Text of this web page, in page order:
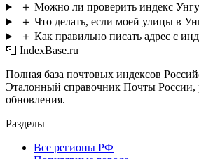
＋ Можно ли проверить индекс
＋ Что делать, если моей улицы в
＋ Как правильно писать адрес с
📮 IndexBase.ru
Полная база почтовых индексов
Эталонный справочник Почты России,
обновления.
Разделы
Все регионы РФ